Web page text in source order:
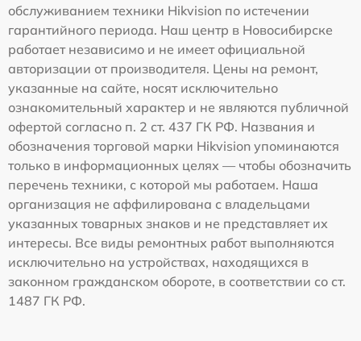
обслуживанием техники Hikvision по истечении
гарантийного периода. Наш центр в Новосибирске
работает независимо и не имеет официальной
авторизации от производителя. Цены на ремонт,
указанные на сайте, носят исключительно
ознакомительный характер и не являются публичной
офертой согласно п. 2 ст. 437 ГК РФ. Названия и
обозначения торговой марки Hikvision упоминаются
только в информационных целях — чтобы обозначить
перечень техники, с которой мы работаем. Наша
организация не аффилирована с владельцами
указанных товарных знаков и не представляет их
интересы. Все виды ремонтных работ выполняются
исключительно на устройствах, находящихся в
законном гражданском обороте, в соответствии со ст.
1487 ГК РФ.